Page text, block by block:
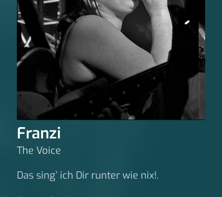
Franzi
The Voice
Das sing’ ich Dir runter wie nix!.